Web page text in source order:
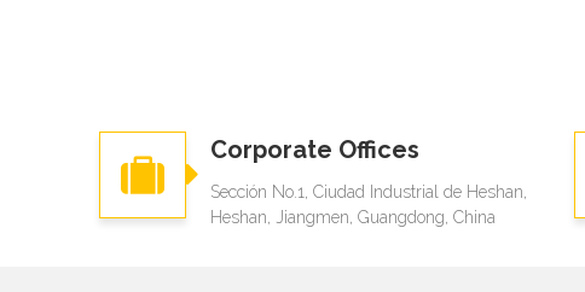
Corporate Offices
Sección No.1, Ciudad Industrial de Heshan,
Heshan, Jiangmen, Guangdong, China